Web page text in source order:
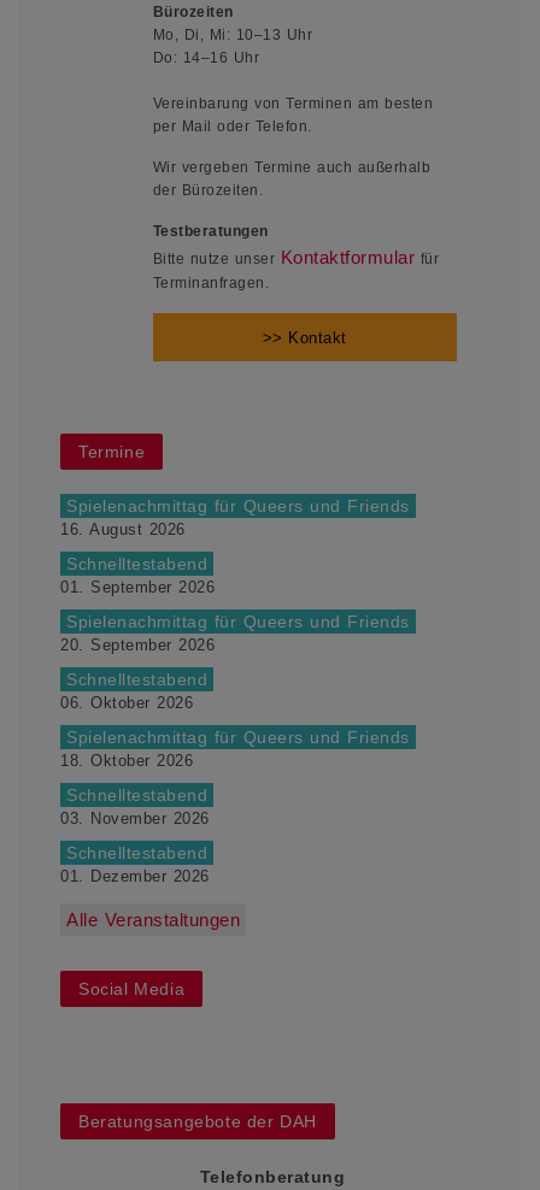
Bürozeiten
Mo, Di, Mi: 10–13 Uhr
Do: 14–16 Uhr
Vereinbarung von Terminen am besten
per Mail oder Telefon.
Wir vergeben Termine auch außerhalb
der Bürozeiten.
Testberatungen
Bitte nutze unser Kontaktformular für
Terminanfragen.
>> Kontakt
Termine
Spielenachmittag für Queers und Friends
16. August 2026
Schnelltestabend
01. September 2026
Spielenachmittag für Queers und Friends
20. September 2026
Schnelltestabend
06. Oktober 2026
Spielenachmittag für Queers und Friends
18. Oktober 2026
Schnelltestabend
03. November 2026
Schnelltestabend
01. Dezember 2026
Alle Veranstaltungen
Social Media
Beratungsangebote der DAH
Telefonberatung